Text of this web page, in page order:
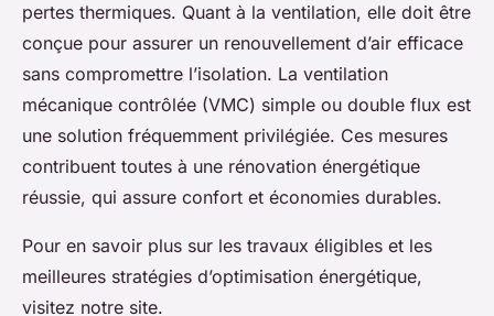
pertes thermiques. Quant à la ventilation, elle doit être
conçue pour assurer un renouvellement d’air efficace
sans compromettre l’isolation. La ventilation
mécanique contrôlée (VMC) simple ou double flux est
une solution fréquemment privilégiée. Ces mesures
contribuent toutes à une rénovation énergétique
réussie, qui assure confort et économies durables.
Pour en savoir plus sur les travaux éligibles et les
meilleures stratégies d’optimisation énergétique,
visitez notre site.